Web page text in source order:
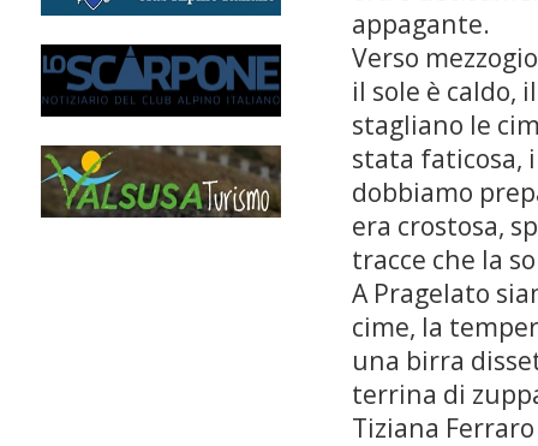
appagante.
Verso
il sole è caldo,
stagliano le
stata faticosa,
dobbiamo
era crostosa,
tracce che la
A Pragelato
cime, la
una birra
terrina di
Tiziana Ferraro